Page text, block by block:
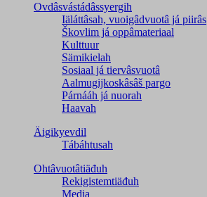
Ovdâsvástádâssyergih
Iäláttâsah, vuoigâdvuotâ já piirâs
Škovlim já oppâmateriaal
Kulttuur
Sämikielah
Sosiaal já tiervâsvuotâ
Aalmugijkoskâsâš pargo
Párnááh já nuorah
Haavah
Äigikyevdil
Tábáhtusah
Ohtâvuotâtiäđuh
Rekigistemtiäđuh
Media